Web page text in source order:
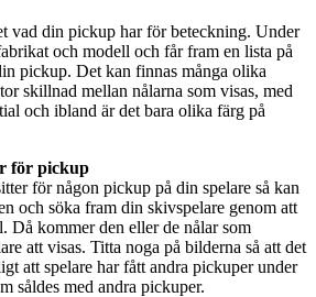
vad din pickup har för beteckning. Under
och modell och får fram en lista på
pickup. Det kan finnas många olika
skillnad mellan nålarna som visas, med
och ibland är det bara olika färg på
för pickup
för någon pickup på din spelare så kan
och söka fram din skivspelare genom att
Då kommer den eller de nålar som
att visas. Titta noga på bilderna så att det
att spelare har fått andra pickuper under
såldes med andra pickuper.